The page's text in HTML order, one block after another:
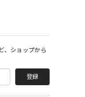
、ショップから
登録